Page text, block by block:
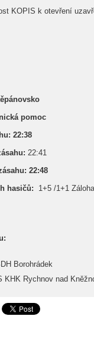
KOPIS k otevření
pomoc
22:38
22:41
22:48
hasičů: 1+5 /1+1
Borohrádek
KHK Rychnov nad